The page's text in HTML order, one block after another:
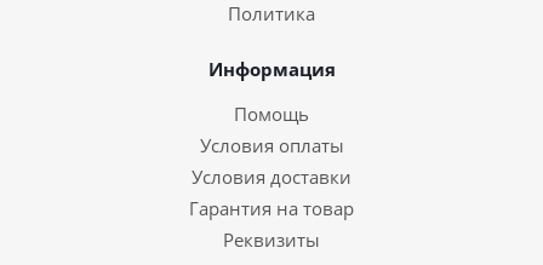
Политика
Информация
Помощь
Условия оплаты
Условия доставки
Гарантия на товар
Реквизиты